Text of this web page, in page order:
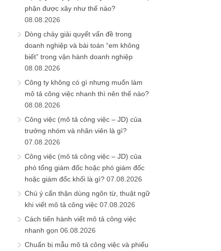
phận được xây như thế nào?
08.08.2026
Dòng chảy giải quyết vấn đề trong
doanh nghiệp và bài toán “em không
biết” trong vận hành doanh nghiệp
08.08.2026
Công ty không có gì nhưng muốn làm
mô tả công việc nhanh thì nên thế nào?
08.08.2026
Công việc (mô tả công việc – JD) của
trưởng nhóm và nhân viên là gì?
07.08.2026
Công việc (mô tả công việc – JD) của
phó tổng giám đốc hoặc phó giám đốc
hoặc giám đốc khối là gì? 07.08.2026
Chú ý cẩn thận dùng ngôn từ, thuật ngữ
khi viết mô tả công việc 07.08.2026
Cách tiến hành viết mô tả công việc
nhanh gọn 06.08.2026
Chuẩn bị mẫu mô tả công việc và phiếu